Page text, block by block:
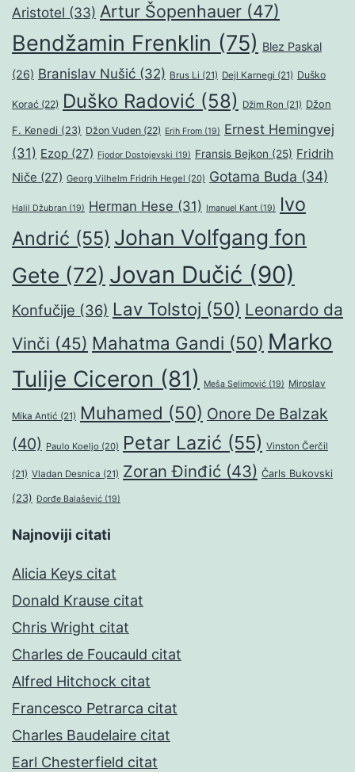
Aristotel (33) Artur Šopenhauer (47)
Bendžamin Frenklin (75) Blez Paskal
(26) Branislav Nušić (32) Brus Li (21) Dejl Karnegi (21) Duško
Korać (22) Duško Radović (58) Džim Ron (21) Džon
F. Kenedi (23) Džon Vuden (22) Erih From (19) Ernest Hemingvej
(31) Ezop (27) Fjodor Dostojevski (19) Fransis Bejkon (25) Fridrih
Niče (27) Georg Vilhelm Fridrih Hegel (20) Gotama Buda (34)
Halil Džubran (19) Herman Hese (31) Imanuel Kant (19)
Ivo
Andrić (55) Johan Volfgang fon
Gete (72) Jovan Dučić (90)
Konfučije (36) Lav Tolstoj (50) Leonardo da
Vinči (45) Mahatma Gandi (50) Marko
Tulije Ciceron (81) Meša Selimović (19) Miroslav
Mika Antić (21) Muhamed (50) Onore De Balzak
(40) Paulo Koeljo (20) Petar Lazić (55) Vinston Čerčil
(21) Vladan Desnica (21) Zoran Đinđić (43) Čarls Bukovski
(23) Đorđe Balašević (19)
Najnoviji citati
Alicia Keys citat
Donald Krause citat
Chris Wright citat
Charles de Foucauld citat
Alfred Hitchock citat
Francesco Petrarca citat
Charles Baudelaire citat
Earl Chesterfield citat